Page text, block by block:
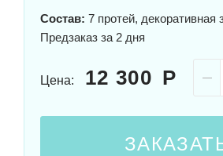
Состав: 7 протей, декоративная
Предзаказ за 2 дня
Цена: 12 300